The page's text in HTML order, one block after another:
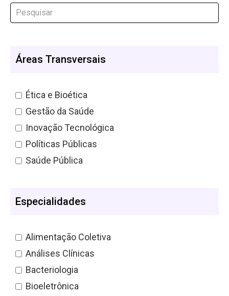
Áreas Transversais
Ética e Bioética
Gestão da Saúde
Inovação Tecnológica
Políticas Públicas
Saúde Pública
Especialidades
Alimentação Coletiva
Análises Clínicas
Bacteriologia
Bioeletrônica